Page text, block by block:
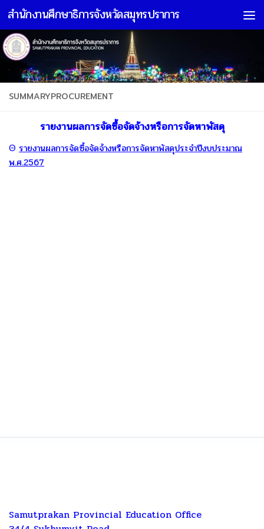
Skip to content
สำนักงานศึกษาธิการจังหวัดสมุทรปราการ
SUMMARYPROCUREMENT
รายงานผลการจัดซื้อจัดจ้างหรือการจัดหาพัสดุ
Θ รายงานผลการจัดซื้อจัดจ้างหรือการจัดหาพัสดุประจำปีงบประมาณ
พ.ศ.2567
Samutprakan Provincial Education Office